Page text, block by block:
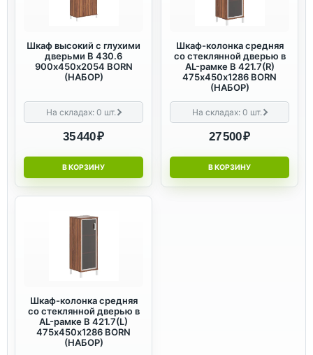
Шкаф высокий с глухими
дверьми B 430.6
900х450х2054 BORN
(НАБОР)
На складах:0 шт.
35 440 ₽
В КОРЗИНУ
Шкаф-колонка средняя
со стеклянной дверью в
AL-рамке B 421.7(R)
475х450х1286 BORN
(НАБОР)
На складах:0 шт.
27 500 ₽
В КОРЗИНУ
Шкаф-колонка средняя
со стеклянной дверью в
AL-рамке B 421.7(L)
475х450х1286 BORN
(НАБОР)